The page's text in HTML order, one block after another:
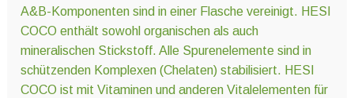
A&B-Komponenten sind in einer Flasche vereinigt. HESI
COCO enthält sowohl organischen als auch
mineralischen Stickstoff. Alle Spurenelemente sind in
schützenden Komplexen (Chelaten) stabilisiert. HESI
COCO ist mit Vitaminen und anderen Vitalelementen für